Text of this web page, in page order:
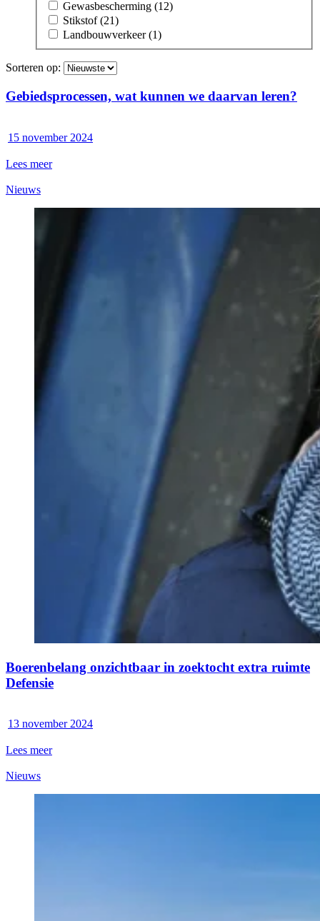
Gewasbescherming (12)
Stikstof (21)
Landbouwverkeer (1)
Sorteren op:
Gebiedsprocessen, wat kunnen we daarvan leren?
15 november 2024
Lees meer
Nieuws
Boerenbelang onzichtbaar in zoektocht extra ruimte
Defensie
13 november 2024
Lees meer
Nieuws